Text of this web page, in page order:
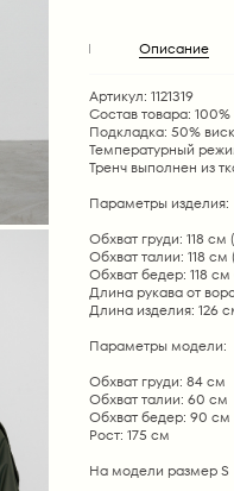
Описание
Артикул: 1121319
Состав товара:
Подкладка: 50%
Температурный
Тренч выполнен из
Параметры изделия:
Обхват груди: 118 см
Обхват талии: 118 см
Обхват бедер: 118 см
Длина рукава от
Длина изделия: 126
Параметры модели:
Обхват груди: 84 см
Обхват талии: 60 см
Обхват бедер: 90 см
Рост: 175 см
На модели размер S